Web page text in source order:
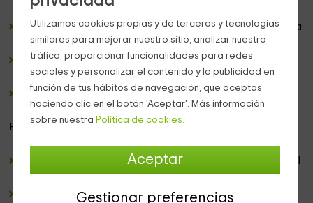
Utilizamos cookies propias y de terceros y tecnologías
similares para mejorar nuestro sitio, analizar nuestro
tráfico, proporcionar funcionalidades para redes
sociales y personalizar el contenido y la publicidad en
función de tus hábitos de navegación, que aceptas
haciendo clic en el botón 'Aceptar'. Más información
sobre nuestra Política de cookies.
Aceptar
Gestionar preferencias
Una recepcióndonde atenderemos a cualquier pregunta
que tengas.
Un salón amplio y equipadocon sillones que se orientan
hacia latelevisión de plasma.
Un restaurante con mesas para comer.
En el
terraza con mesas,abierta a las zonas naturales del
entorno.
Una piscina ampliadonde darse un chapuzón.